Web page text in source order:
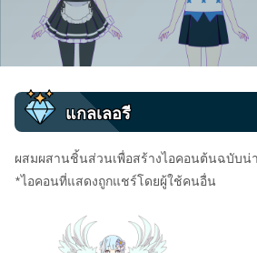
แกลเลอรี
ผสมผสานชิ้นส่วนเพื่อสร้างไอคอนต้นฉบับน่
*ไอคอนที่แสดงถูกแชร์โดยผู้ใช้คนอื่น